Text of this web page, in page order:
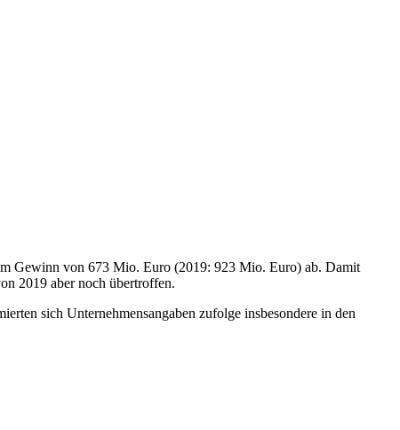
Gewinn von 673 Mio. Euro (2019: 923 Mio. Euro) ab. Damit
2019 aber noch übertroffen.
sich Unternehmensangaben zufolge insbesondere in den